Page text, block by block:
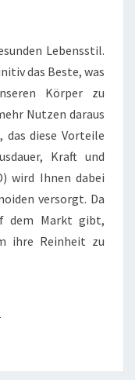
Lebensstil.
das Beste, was
Körper zu
Nutzen daraus
das diese Vorteile
Kraft und
wird Ihnen dabei
versorgt. Da
dem Markt gibt,
ihre Reinheit zu